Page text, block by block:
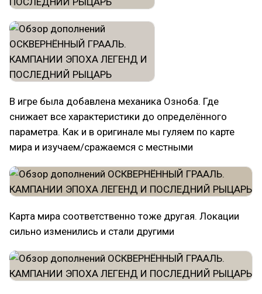
В игре была добавлена механика Озноба. Где
снижает все характеристики до определённого
параметра. Как и в оригинале мы гуляем по карте
мира и изучаем/сражаемся с местными
Карта мира соответственно тоже другая. Локации
сильно изменились и стали другими